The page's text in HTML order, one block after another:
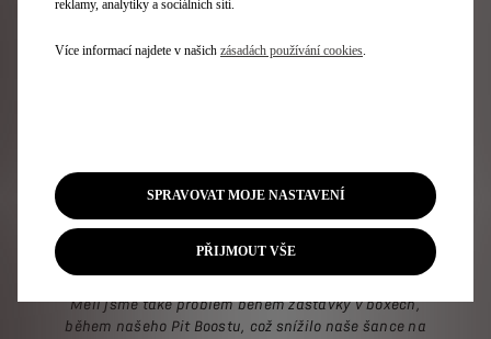
rychlé. V kvalifikaci jsme dnes rozhodně měli možnost
bojovat o pole position. Takže je na nás, abychom se
„Tento první závod byl velmi živý a jsem přesvědčen, že
jsme na začátku závodu odvedli velmi dobrou práci.
Chvíli jsme byli v čele, než jsme zůstali v první trojce.
Podle mého názoru to byla správná strategie. Poté jsme
Měli jsme také problém během zastávky v boxech,
během našeho Pit Boostu, což snížilo naše šance na
reklamy, analytiky a sociálních sítí.
Více informací najdete v našich zásadách používání cookies.
SPRAVOVAT MOJE NASTAVENÍ
PŘIJMOUT VŠE